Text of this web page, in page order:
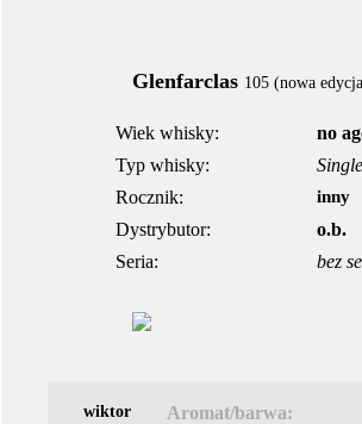
Glenfarclas 105 (nowa
Wiek whisky: no
Typ whisky:
Rocznik:
inny
Dystrybutor:
o.b.
Seria:
bez
wiktor Aromat/barwa: